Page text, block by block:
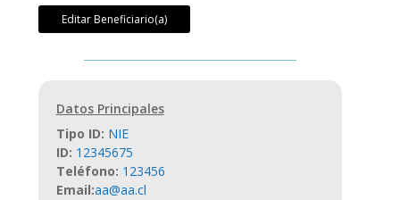
Editar Beneficiario(a)
Datos Principales
Tipo ID: NIE
ID: 12345675
Teléfono: 123456
Email:aa@aa.cl